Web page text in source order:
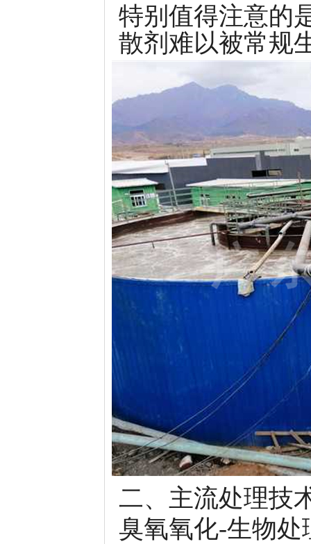
特别值得注意的
散剂难以被常规
二、主流处理技
臭氧氧化-生物处